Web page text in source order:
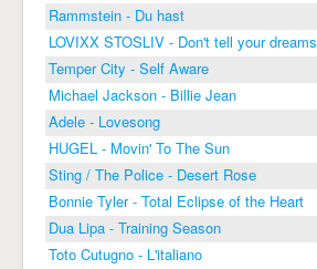
Rammstein - Du hast
LOVIXX STOSLIV - Don't tell your dreams
Temper City - Self Aware
Michael Jackson - Billie Jean
Adele - Lovesong
HUGEL - Movin' To The Sun
Sting / The Police - Desert Rose
Bonnie Tyler - Total Eclipse of the Heart
Dua Lipa - Training Season
Toto Cutugno - L'italiano